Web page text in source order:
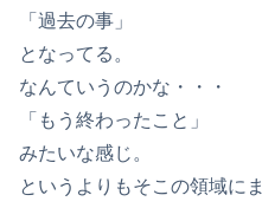
「過去の事」
となってる。
なんていうのかな・・・
「もう終わったこと」
みたいな感じ。
というよりもそこの領域に